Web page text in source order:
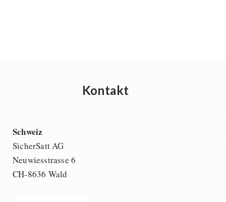
Kontakt
Schweiz
SicherSatt AG
Neuwiesstrasse 6
CH-8636 Wald